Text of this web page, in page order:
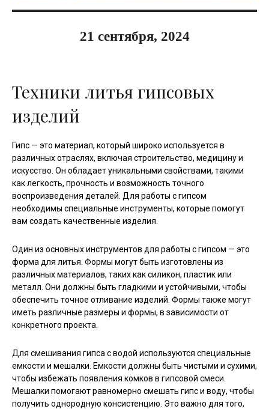
21 сентября, 2024
Техники литья гипсовых
изделий
Гипс — это материал, который широко используется в
различных отраслях, включая строительство, медицину и
искусство. Он обладает уникальными свойствами, такими
как легкость, прочность и возможность точного
воспроизведения деталей. Для работы с гипсом
необходимы специальные инструменты, которые помогут
вам создать качественные изделия.
Один из основных инструментов для работы с гипсом — это
форма для литья. Формы могут быть изготовлены из
различных материалов, таких как силикон, пластик или
металл. Они должны быть гладкими и устойчивыми, чтобы
обеспечить точное отливание изделий. Формы также могут
иметь различные размеры и формы, в зависимости от
конкретного проекта.
Для смешивания гипса с водой используются специальные
емкости и мешалки. Емкости должны быть чистыми и сухими,
чтобы избежать появления комков в гипсовой смеси.
Мешалки помогают равномерно смешать гипс и воду, чтобы
получить однородную консистенцию. Это важно для того,